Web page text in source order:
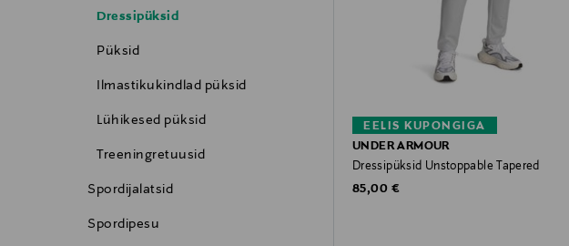
Dressipüksid
Püksid
Ilmastikukindlad püksid
Lühikesed püksid
Treeningretuusid
Spordijalatsid
Spordipesu
EELIS KUPONGIGA
UNDER ARMOUR
Dressipüksid Unstoppable Tapered
Original Price
85,00 €